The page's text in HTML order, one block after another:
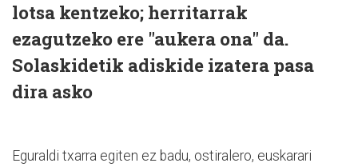
lotsa kentzeko; herritarrak
ezagutzeko ere "aukera ona" da.
Solaskidetik adiskide izatera pasa
dira asko
Eguraldi txarra egiten ez badu, ostiralero, euskarari